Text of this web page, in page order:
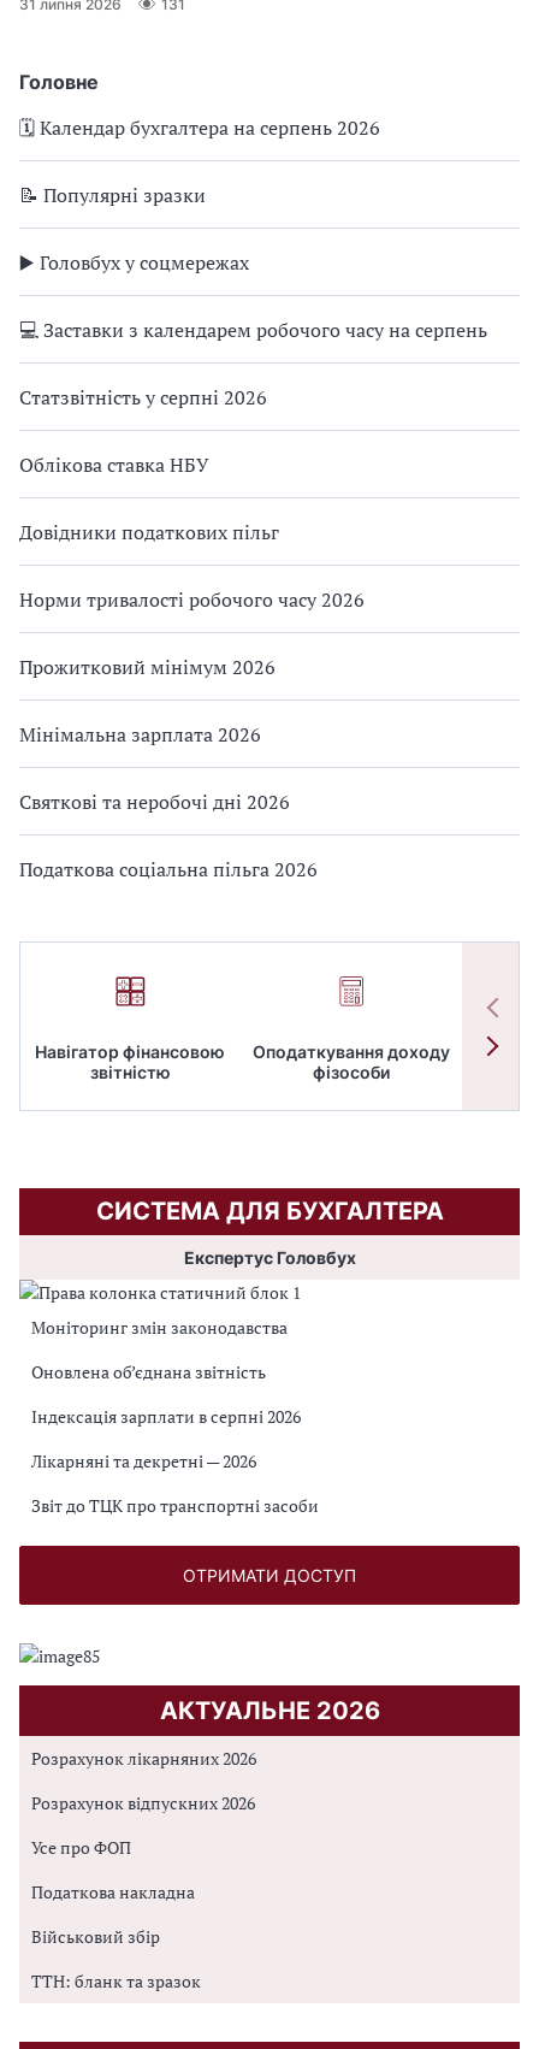
Головне
🗓️ Календар бухгалтера на серпень 2026
📝 Популярні зразки
▶️ Головбух у соцмережах
💻 Заставки з календарем робочого часу на серпень
Статзвітність у серпні 2026
Облікова ставка НБУ
Довідники податкових пільг
Норми тривалості робочого часу 2026
Прожитковий мінімум 2026
Мінімальна зарплата 2026
Святкові та неробочі дні 2026
Податкова соціальна пільга 2026
Навігатор фінансовою
звітністю
Оподаткування доходу
фізособи
31 липня 2026 131
СИСТЕМА ДЛЯ БУХГАЛТЕРА
Експертус Головбух
Моніторинг змін законодавства
Оновлена об’єднана звітність
Індексація зарплати в серпні 2026
Лікарняні та декретні — 2026
Звіт до ТЦК про транспортні засоби
ОТРИМАТИ ДОСТУП
АКТУАЛЬНЕ 2026
Розрахунок лікарняних 2026
Розрахунок відпускних 2026
Усе про ФОП
Податкова накладна
Військовий збір
ТТН: бланк та зразок